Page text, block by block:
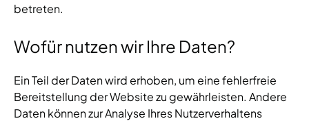
betreten.
Wofür nutzen wir Ihre Daten?
Ein Teil der Daten wird erhoben, um eine fehlerfreie
Bereitstellung der Website zu gewährleisten. Andere
Daten können zur Analyse Ihres Nutzerverhaltens